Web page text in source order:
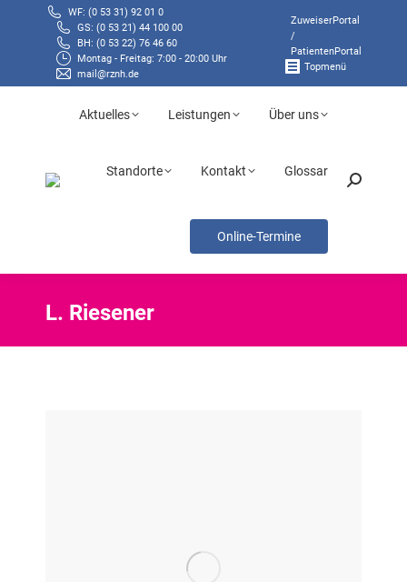
WF: (0 53 31) 92 01 0
GS: (0 53 21) 44 100 00
BH: (0 53 22) 76 46 60
Montag - Freitag: 7:00 - 20:00 Uhr
mail@rznh.de
ZuweiserPortal
/
PatientenPortal
Topmenü
Aktuelles Leistungen Über uns
Standorte Kontakt Glossar
Online-Termine
Search:
L. Riesener